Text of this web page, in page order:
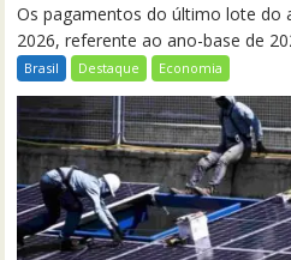
Os pagamentos do último lote do
2026, referente ao ano-base de
Brasil Destaque Economia